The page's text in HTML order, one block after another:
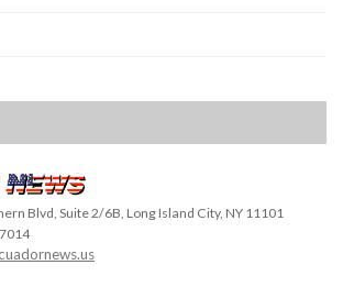
Blvd, Suite 2/6B, Long Island City, NY 11101